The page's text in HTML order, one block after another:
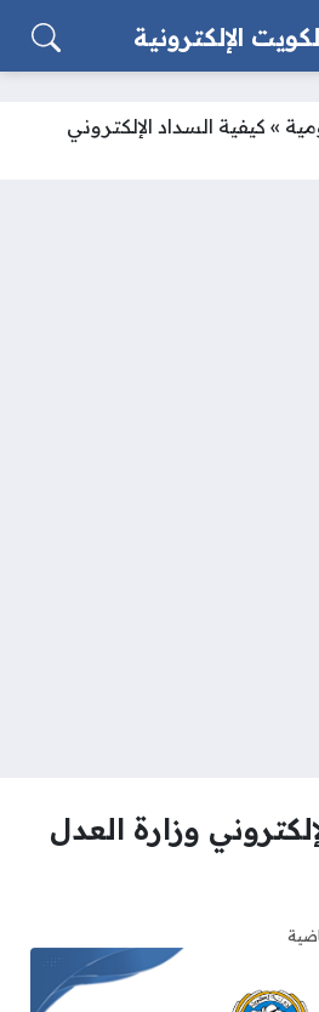
الإلكترونية
» كيفية السداد الإلكتروني
وزارة العدل